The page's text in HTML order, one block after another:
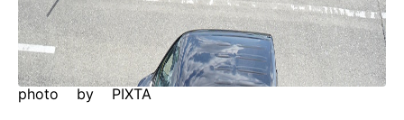
photo by PIXTA